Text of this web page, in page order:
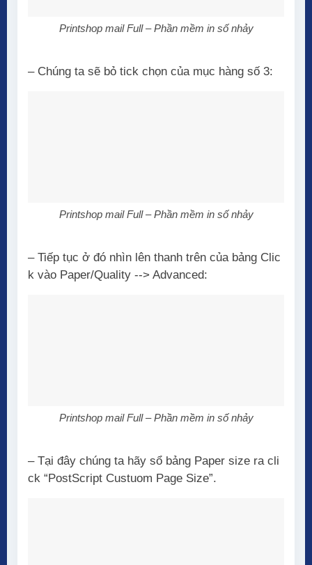
Printshop mail Full – Phần mềm in số nhảy
– Chúng ta sẽ bỏ tick chọn của mục hàng số 3:
Printshop mail Full – Phần mềm in số nhảy
– Tiếp tục ở đó nhìn lên thanh trên của bảng Clic
k vào Paper/Quality --> Advanced:
Printshop mail Full – Phần mềm in số nhảy
– Tại đây chúng ta hãy sổ bảng Paper size ra cli
ck “PostScript Custuom Page Size”.